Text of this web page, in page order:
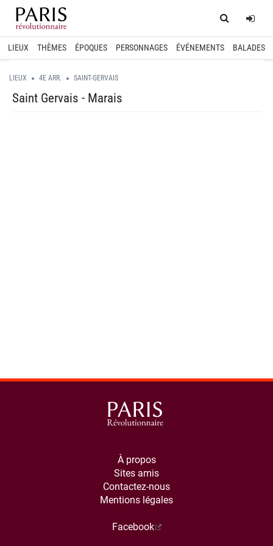
Home
LIEUX THÈMES ÉPOQUES PERSONNAGES ÉVÉNEMENTS BALADES
LIEUX 4E ARR. SAINT-GERVAIS
Saint Gervais - Marais
À propos
Sites amis
Contactez-nous
Mentions légales
Facebook